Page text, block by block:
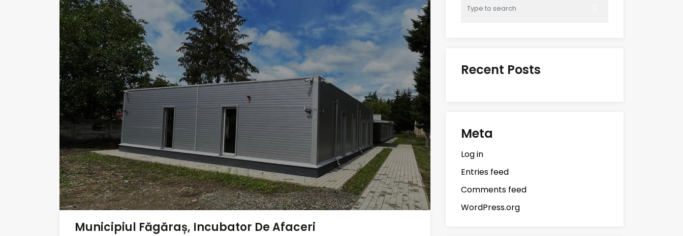
Municipiul Făgăraș, Incubator De Afaceri
Recent Posts
Meta
Log in
Entries feed
Comments feed
WordPress.org